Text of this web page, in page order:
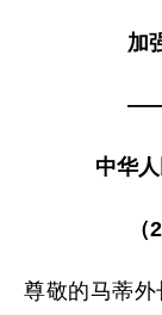
加
——
中华
尊敬的马蒂